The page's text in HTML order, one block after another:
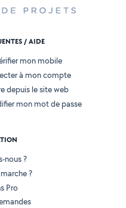
/ AIDE
mon mobile
à mon compte
depuis le site web
mon mot de passe
nous ?
?
Pro